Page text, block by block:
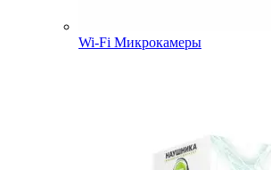
Wi-Fi Микрокамеры